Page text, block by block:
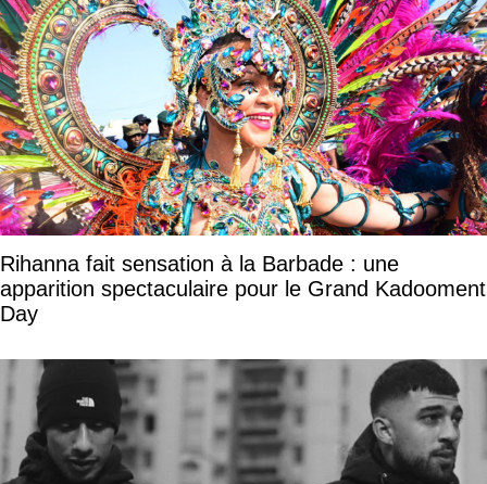
Rihanna fait sensation à la Barbade : une
apparition spectaculaire pour le Grand Kadooment
Day